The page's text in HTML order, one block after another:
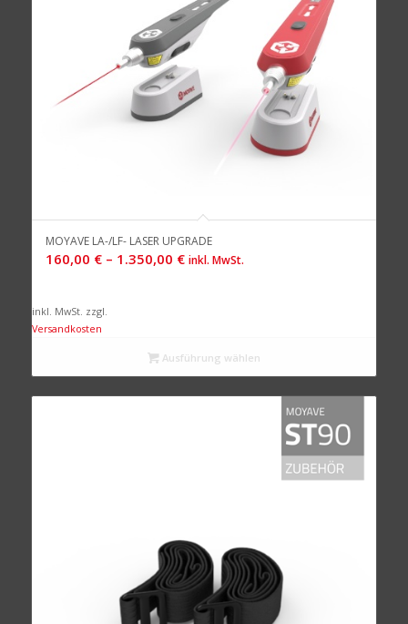
MOYAVE LA-/LF- LASER UPGRADE
160,00 €– 1.350,00 € inkl. MwSt.
inkl. MwSt. zzgl.
Versandkosten
Ausführung wählen